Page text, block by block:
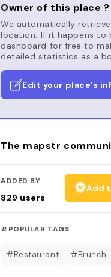
Owner of this place ?
We automatically
location. If it happens to
dashboard for free to
detailed statistics as a
Edit your place's
The mapstr
ADDED BY
829 users
Add
#POPULAR TAGS
#Restaurant #Brunch